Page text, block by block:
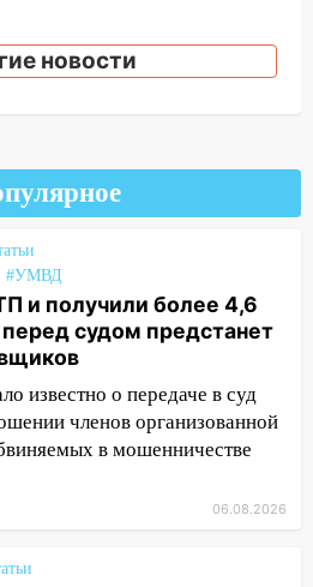
«льготниках»: в
перевозчик
алиментщик накопил
«Ракетная
Ульяновской
до 1 июля
выпуск и обращение
3, Евро 4
Рябикова автомобиль
в Ульяновске
Ульяновской области
новости
#УМВД
и получили более 4,6
судом предстанет
известно о передаче в суд
членов организованной
в мошенничестве
06.08.2026